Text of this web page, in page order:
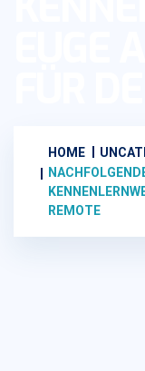
HOME
REMOTE